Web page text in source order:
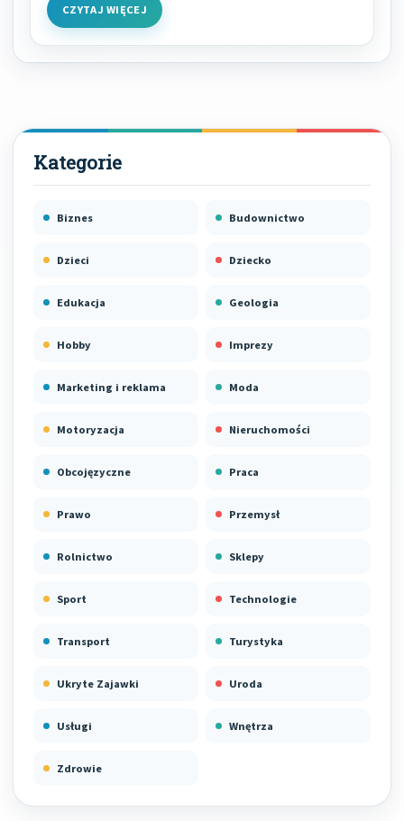
CZYTAJ WIĘCEJ
Biznes Budownictwo
Dzieci Dziecko
Edukacja Geologia
Hobby Imprezy
Marketing i reklama Moda
Motoryzacja Nieruchomości
Obcojęzyczne Praca
Prawo Przemysł
Rolnictwo Sklepy
Sport Technologie
Transport Turystyka
Ukryte Zajawki Uroda
Usługi Wnętrza
Zdrowie